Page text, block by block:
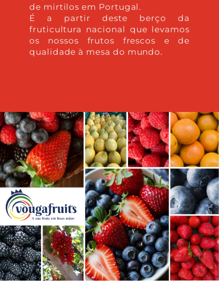
de mirtilos em Portugal.
É a partir deste berço da
fruticultura nacional que levamos
os nossos frutos frescos e de
qualidade à mesa do mundo.